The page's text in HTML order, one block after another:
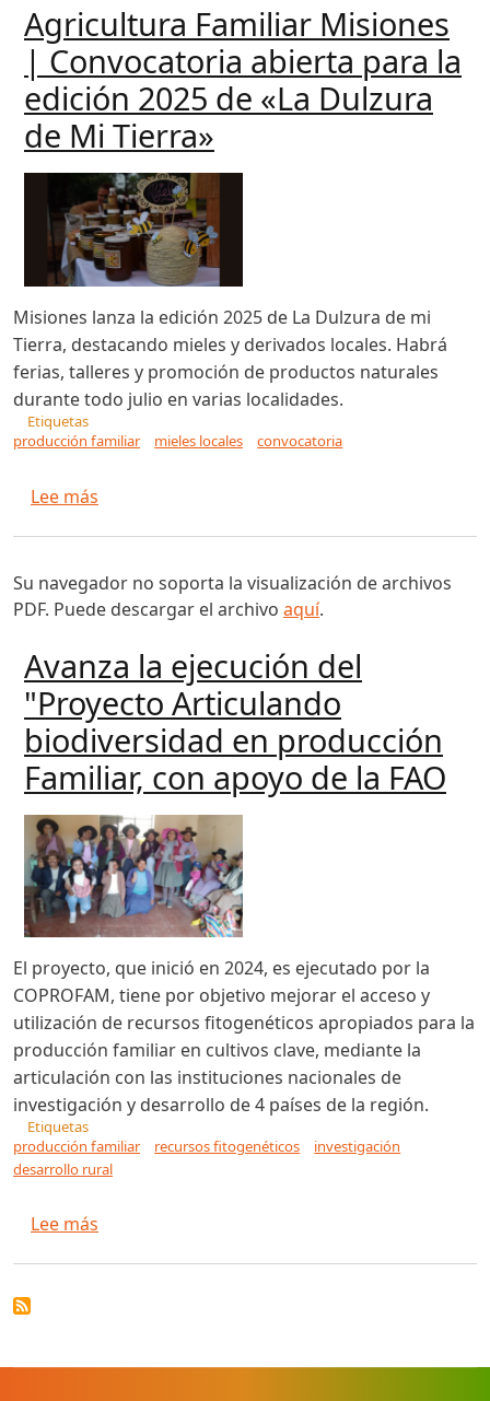
Agricultura Familiar Misiones
| Convocatoria abierta para la
edición 2025 de «La Dulzura
de Mi Tierra»
Misiones lanza la edición 2025 de La Dulzura de mi
Tierra, destacando mieles y derivados locales. Habrá
ferias, talleres y promoción de productos naturales
durante todo julio en varias localidades.
Etiquetas
producción familiar
mieles locales convocatoria
Lee más
Su navegador no soporta la visualización de archivos
PDF. Puede descargar el archivo aquí.
Avanza la ejecución del
"Proyecto Articulando
biodiversidad en producción
Familiar, con apoyo de la FAO
El proyecto, que inició en 2024, es ejecutado por la
COPROFAM, tiene por objetivo mejorar el acceso y
utilización de recursos fitogenéticos apropiados para la
producción familiar en cultivos clave, mediante la
articulación con las instituciones nacionales de
investigación y desarrollo de 4 países de la región.
Etiquetas
producción familiar
recursos fitogenéticos
investigación
desarrollo rural
Lee más